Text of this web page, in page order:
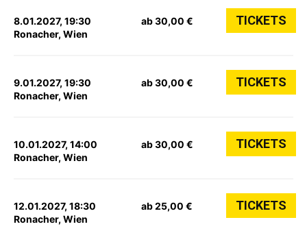
8.01.2027, 19:30
Ronacher, Wien
ab 30,00 € TICKETS
9.01.2027, 19:30
Ronacher, Wien
ab 30,00 € TICKETS
10.01.2027, 14:00
Ronacher, Wien
ab 30,00 € TICKETS
12.01.2027, 18:30
Ronacher, Wien
ab 25,00 € TICKETS